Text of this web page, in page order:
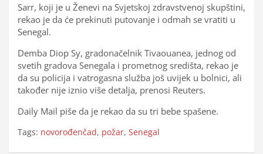
Sarr, koji je u Ženevi na Svjetskoj zdravstvenoj skupštini,
rekao je da će prekinuti putovanje i odmah se vratiti u
Senegal.
Demba Diop Sy, gradonačelnik Tivaouanea, jednog od
svetih gradova Senegala i prometnog središta, rekao je
da su policija i vatrogasna služba još uvijek u bolnici, ali
također nije iznio više detalja, prenosi Reuters.
Daily Mail piše da je rekao da su tri bebe spašene.
Tags: novorođenčad, požar, Senegal